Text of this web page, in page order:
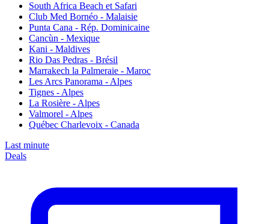
South Africa Beach et Safari
Club Med Bornéo - Malaisie
Punta Cana - Rép. Dominicaine
Cancùn - Mexique
Kani - Maldives
Rio Das Pedras - Brésil
Marrakech la Palmeraie - Maroc
Les Arcs Panorama - Alpes
Tignes - Alpes
La Rosière - Alpes
Valmorel - Alpes
Québec Charlevoix - Canada
Last minute
Deals